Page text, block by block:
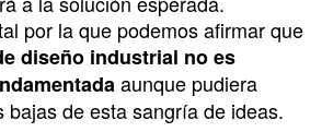
por la que podemos afirmar que
diseño industrial no es
aunque pudiera
bajas de esta sangría de ideas.